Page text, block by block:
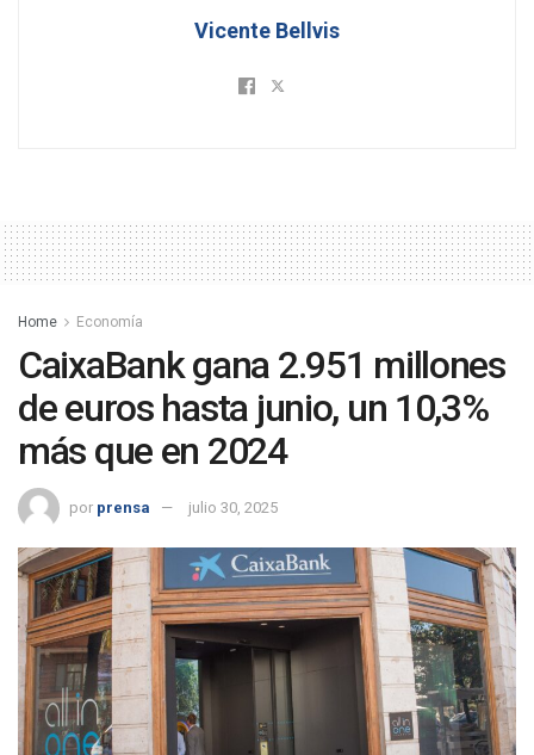
Vicente Bellvis
Home Economía
CaixaBank gana 2.951 millones
de euros hasta junio, un 10,3%
más que en 2024
por prensa julio 30, 2025